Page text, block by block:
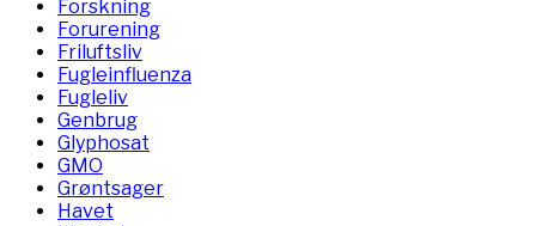
Forskning
Forurening
Friluftsliv
Fugleinfluenza
Fugleliv
Genbrug
Glyphosat
GMO
Grøntsager
Havet